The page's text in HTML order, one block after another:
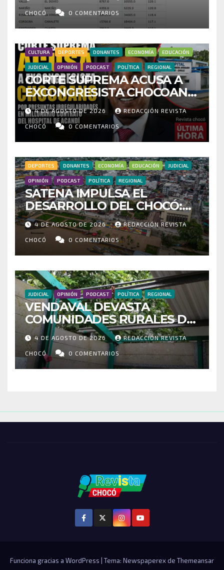
CENSO ELECTORAL Y PIDE
INVESTIGAR PRESUNTO
FRAUDE
CHOCÓ 0 COMENTARIOS
CULTURA DEPORTES DONANTES ECONOMÍA EDUCACIÓN
JUDICIAL OPINIÓN PODCAST POLÍTICA REGIONAL
CORTE SUPREMA ACUSA A
EXCONGRESISTA CHOCOANO
POR PRESUNTAS
IRREGULARIDADES EN
MILLONARIO CONTRATO DEL
HOSPITAL DE ACANDÍ
4 DE AGOSTO DE 2026 REDACCIÓN REVISTA
CHOCÓ 0 COMENTARIOS
DEPORTES DONANTES ECONOMÍA EDUCACIÓN JUDICIAL
OPINIÓN PODCAST POLÍTICA REGIONAL
SATENA IMPULSA EL
DESARROLLO DEL CHOCÓ:
MÁS DE 35 MIL PASAJEROS
MOVILIZADOS Y NUEVAS
RUTAS FORTALECEN LA
CONECTIVIDAD
4 DE AGOSTO DE 2026 REDACCIÓN REVISTA
CHOCÓ 0 COMENTARIOS
JUDICIAL OPINIÓN PODCAST POLÍTICA REGIONAL
VENDAVAL DEVASTA
COMUNIDADES RURALES DE
RIOSUCIO: ESCUELAS,
VIVIENDAS Y CEMENTERIO
ENTRE LOS AFECTADOS
4 DE AGOSTO DE 2026 REDACCIÓN REVISTA
CHOCÓ 0 COMENTARIOS
Funciona gracias a WordPress Tema: Newspaperex de Themeansar